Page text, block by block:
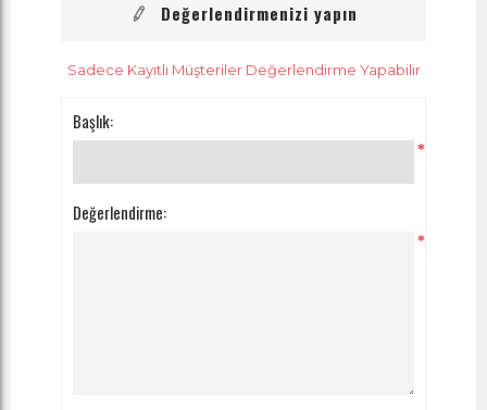
Değerlendirmenizi yapın
Sadece Kayıtlı Müşteriler Değerlendirme Yapabilir
Başlık:
*
Değerlendirme:
*